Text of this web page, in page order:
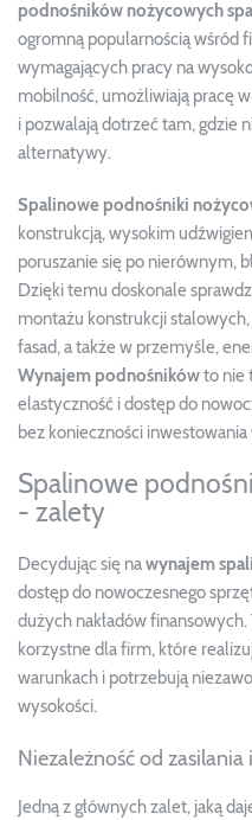
podnośników nożycowych
ogromną popularnością wśród
wymagających pracy na
mobilność, umożliwiają pracę
i pozwalają dotrzeć tam, gdzie
alternatywy.
Spalinowe podnośniki
konstrukcją, wysokim
poruszanie się po nierównym,
Dzięki temu doskonale
montażu konstrukcji
fasad, a także w przemyśle,
Wynajem podnośników to nie
elastyczność i dostęp do
bez konieczności inwestowania
Spalinowe
- zalety
Decydując się na wynajem
dostęp do nowoczesnego
dużych nakładów
korzystne dla firm, które
warunkach i potrzebują
wysokości.
Niezależność od zasilania
Jedną z głównych zalet, jaką